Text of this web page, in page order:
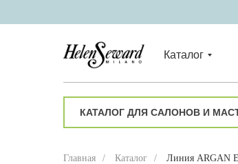
Каталог
КАТАЛОГ ДЛЯ САЛОНОВ И
Главная / Каталог / Линия ARGAN